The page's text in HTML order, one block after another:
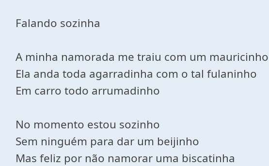
Falando sozinha
A minha namorada me traiu com um mauricinho
Ela anda toda agarradinha com o tal fulaninho
Em carro todo arrumadinho
No momento estou sozinho
Sem ninguém para dar um beijinho
Mas feliz por não namorar uma biscatinha